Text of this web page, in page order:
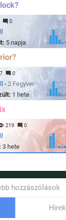
0
5 napja
0
- 2 Fegyver
1 hete
219 0
3 hete
hozzászólások
Hirek